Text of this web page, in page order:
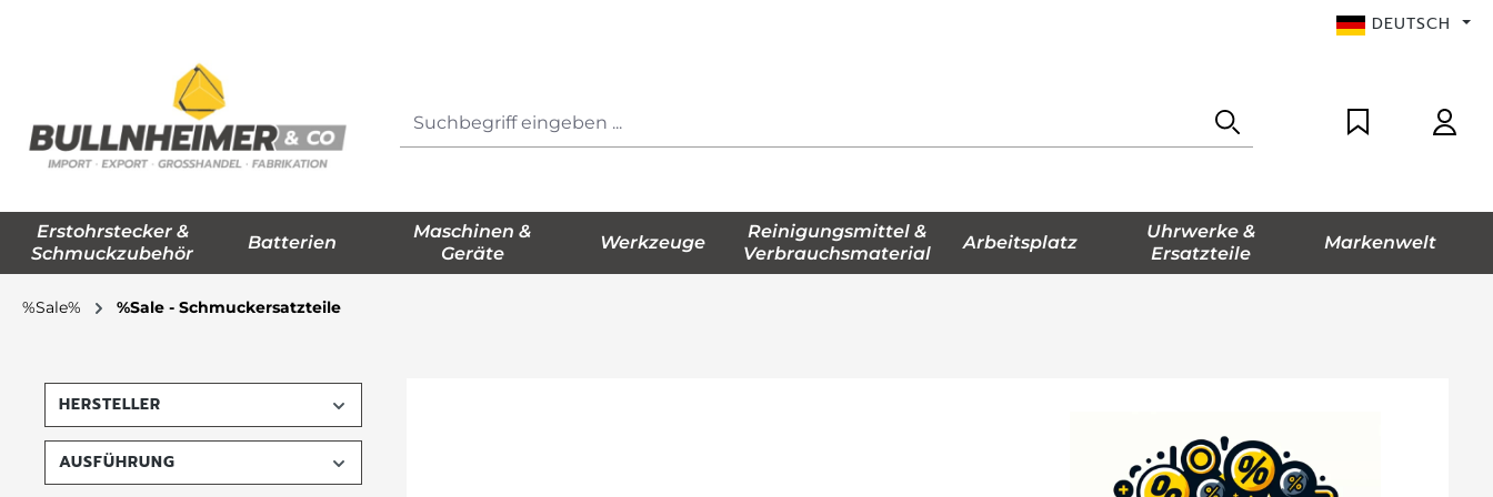
DEUTSCH
Erstohrstecker &
Schmuckzubehör
Batterien
Maschinen &
Geräte
Werkzeuge
Reinigungsmittel &
Verbrauchsmaterial
Arbeitsplatz
Uhrwerke &
Ersatzteile
Markenwelt
%Sale% %Sale - Schmuckersatzteile
HERSTELLER
AUSFÜHRUNG